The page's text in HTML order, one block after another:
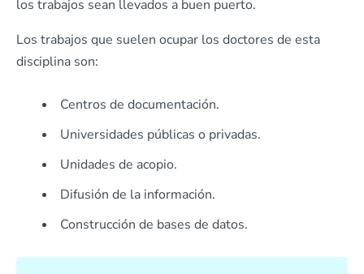
los trabajos sean llevados a buen puerto.
Los trabajos que suelen ocupar los doctores de esta
disciplina son:
Centros de documentación.
Universidades públicas o privadas.
Unidades de acopio.
Difusión de la información.
Construcción de bases de datos.